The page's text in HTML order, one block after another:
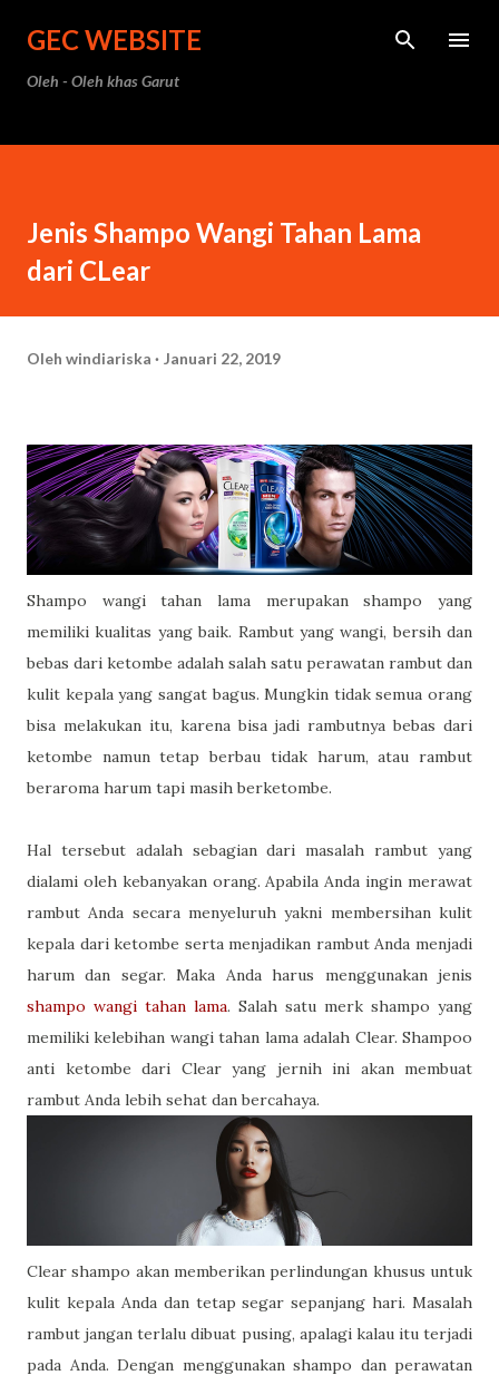
Langsung ke konten utama
GEC WEBSITE
Oleh - Oleh khas Garut
Jenis Shampo Wangi Tahan Lama
dari CLear
Oleh windiariska Januari 22, 2019
Shampo wangi tahan lama merupakan shampo yang
memiliki kualitas yang baik. Rambut yang wangi, bersih dan
bebas dari ketombe adalah salah satu perawatan rambut dan
kulit kepala yang sangat bagus. Mungkin tidak semua orang
bisa melakukan itu, karena bisa jadi rambutnya bebas dari
ketombe namun tetap berbau tidak harum, atau rambut
beraroma harum tapi masih berketombe.
Hal tersebut adalah sebagian dari masalah rambut yang
dialami oleh kebanyakan orang. Apabila Anda ingin merawat
rambut Anda secara menyeluruh yakni membersihan kulit
kepala dari ketombe serta menjadikan rambut Anda menjadi
harum dan segar. Maka Anda harus menggunakan jenis
shampo wangi tahan lama. Salah satu merk shampo yang
memiliki kelebihan wangi tahan lama adalah Clear. Shampoo
anti ketombe dari Clear yang jernih ini akan membuat
rambut Anda lebih sehat dan bercahaya.
Clear shampo akan memberikan perlindungan khusus untuk
kulit kepala Anda dan tetap segar sepanjang hari. Masalah
rambut jangan terlalu dibuat pusing, apalagi kalau itu terjadi
pada Anda. Dengan menggunakan shampo dan perawatan